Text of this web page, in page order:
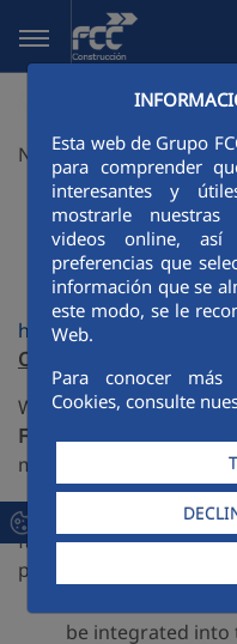
Skip to Main Content
Esta web de Grupo
para comprender
interesantes y
mostrarle nuestras
videos online,
preferencias que
información que se
este modo, se le
Web.
Para conocer
Cookies, consulte
Nanomaterial FAte and
htto://nanofase.eu
Objective
Will deliver an
Framework, including
model and guidance
Allows all stakeholders
fate of nano releases
products,
be integrated into